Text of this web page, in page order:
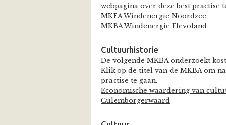
webpagina over deze best practise
MKEA Windenergie Noordzee
MKBA Windenergie Flevoland
Cultuurhistorie
De volgende MKBA onderzoekt
Klik op de titel van de MKBA om
practise te gaan.
Economische waardering van
Culemborgerwaard